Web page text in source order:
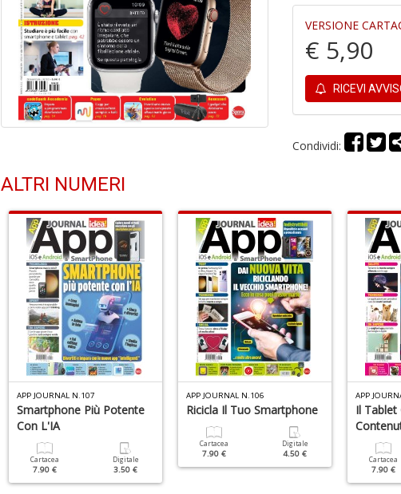
VERSIONE
€ 5,90
RICEVI
Condividi:
ALTRI NUMERI
APP JOURNAL N.107
Smartphone Più Potente
Con L'IA
Cartacea
7.90 €
Digitale
3.50 €
APP JOURNAL N.106
Ricicla Il Tuo Smartphone
Cartacea
7.90 €
Digitale
4.50 €
APP
Il Tablet
Cartacea
7.90 €